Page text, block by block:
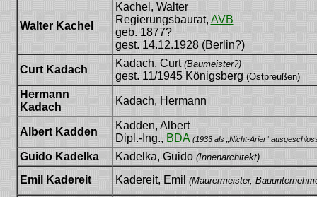
Walter Kachel
Kachel, Walter
Regierungsbaurat, AVB
geb. 1877?
gest. 14.12.1928 (Berlin?)
Curt Kadach
Kadach, Curt (Baumeister?)
gest. 11/1945 Königsberg(Ostpreußen)
Hermann
Kadach
Kadach, Hermann
Albert Kadden
Kadden, Albert
Dipl.-Ing., BDA (1933 als „Nicht-Arier“
Guido Kadelka Kadelka, Guido (Innenarchitekt)
Emil Kadereit Kadereit, Emil (Maurermeister,